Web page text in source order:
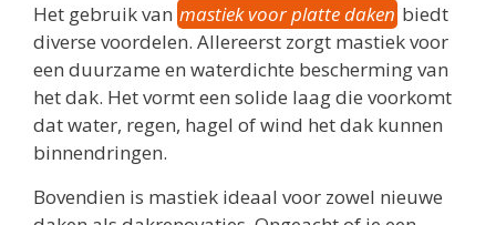
Het gebruik van mastiek voor platte daken biedt
diverse voordelen. Allereerst zorgt mastiek voor
een duurzame en waterdichte bescherming van
het dak. Het vormt een solide laag die voorkomt
dat water, regen, hagel of wind het dak kunnen
binnendringen.
Bovendien is mastiek ideaal voor zowel nieuwe